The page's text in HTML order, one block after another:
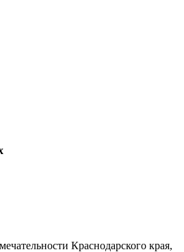
Краснодарского края,